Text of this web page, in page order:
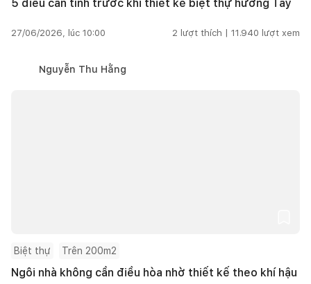
5 điều cần tính trước khi thiết kế biệt thự hướng Tây
27/06/2026, lúc 10:00 2 lượt thích | 11.940 lượt xem
Nguyễn Thu Hằng
Biệt thự Trên 200m2
Ngôi nhà không cần điều hòa nhờ thiết kế theo khí hậu